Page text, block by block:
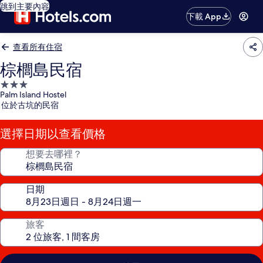
跳到主要內容
下載 App
查看所有住宿
棕櫚島民宿
3.0
星
級
住
宿
Palm Island Hostel
位於古坑的民宿
選擇日期以查看價格
想要去哪裡？
日期
旅客